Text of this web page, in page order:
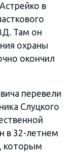
в
Там он
охраны
окончил
перевели
Слуцкого
в 32-летнем
которым